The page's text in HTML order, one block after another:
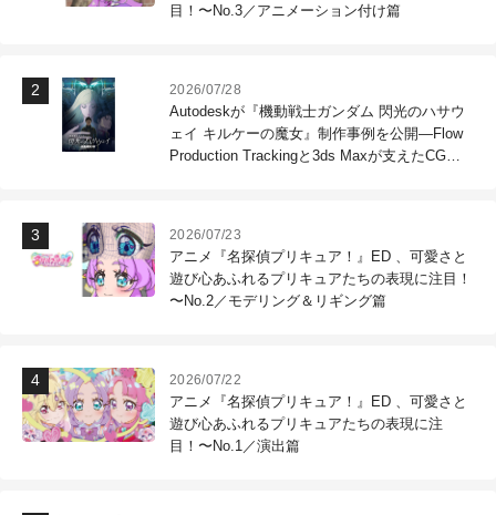
目！〜No.3／アニメーション付け篇
2026/07/28
Autodeskが『機動戦士ガンダム 閃光のハサウ
ェイ キルケーの魔女』制作事例を公開―Flow
Production Trackingと3ds Maxが支えたCG制
2026/07/23
アニメ『名探偵プリキュア！』ED 、可愛さと
遊び心あふれるプリキュアたちの表現に注目！
〜No.2／モデリング＆リギング篇
2026/07/22
アニメ『名探偵プリキュア！』ED 、可愛さと
遊び心あふれるプリキュアたちの表現に注
目！〜No.1／演出篇